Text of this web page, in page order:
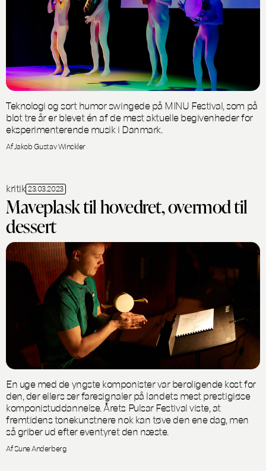
Teknologi og sort humor swingede på MINU Festival, som på
blot tre år er blevet én af de mest aktuelle begivenheder for
eksperimenterende musik i Danmark.
Af Jakob Gustav Winckler
kritik 23.03.2023
Maveplask til hovedret, overmod til
dessert
En uge med de yngste komponister var beroligende kost for
den, der ellers ser faresignaler på landets mest prestigiøse
komponistuddannelse. Årets Pulsar Festival viste, at
fremtidens tonekunstnere nok kan tøve den ene dag, men
så griber ud efter eventyret den næste.
Af Sune Anderberg